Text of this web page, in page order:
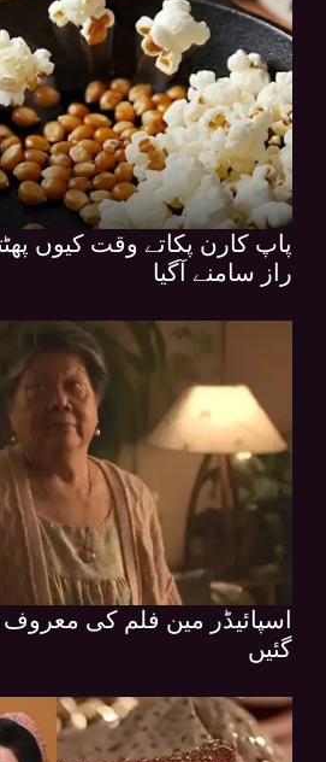
پاپ کارن پکاتے وقت کیوں
راز سامنے آگیا
اسپائیڈر مین فلم کی معروف
گئیں